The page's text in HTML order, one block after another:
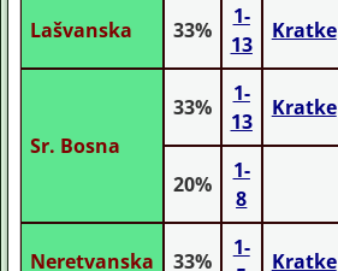
Lašvanska 33%
1-
13
Kratke
Sr. Bosna
33%
1-
13
Kratke
20%
1-
8
Neretvanska 33%
1-
Kratke